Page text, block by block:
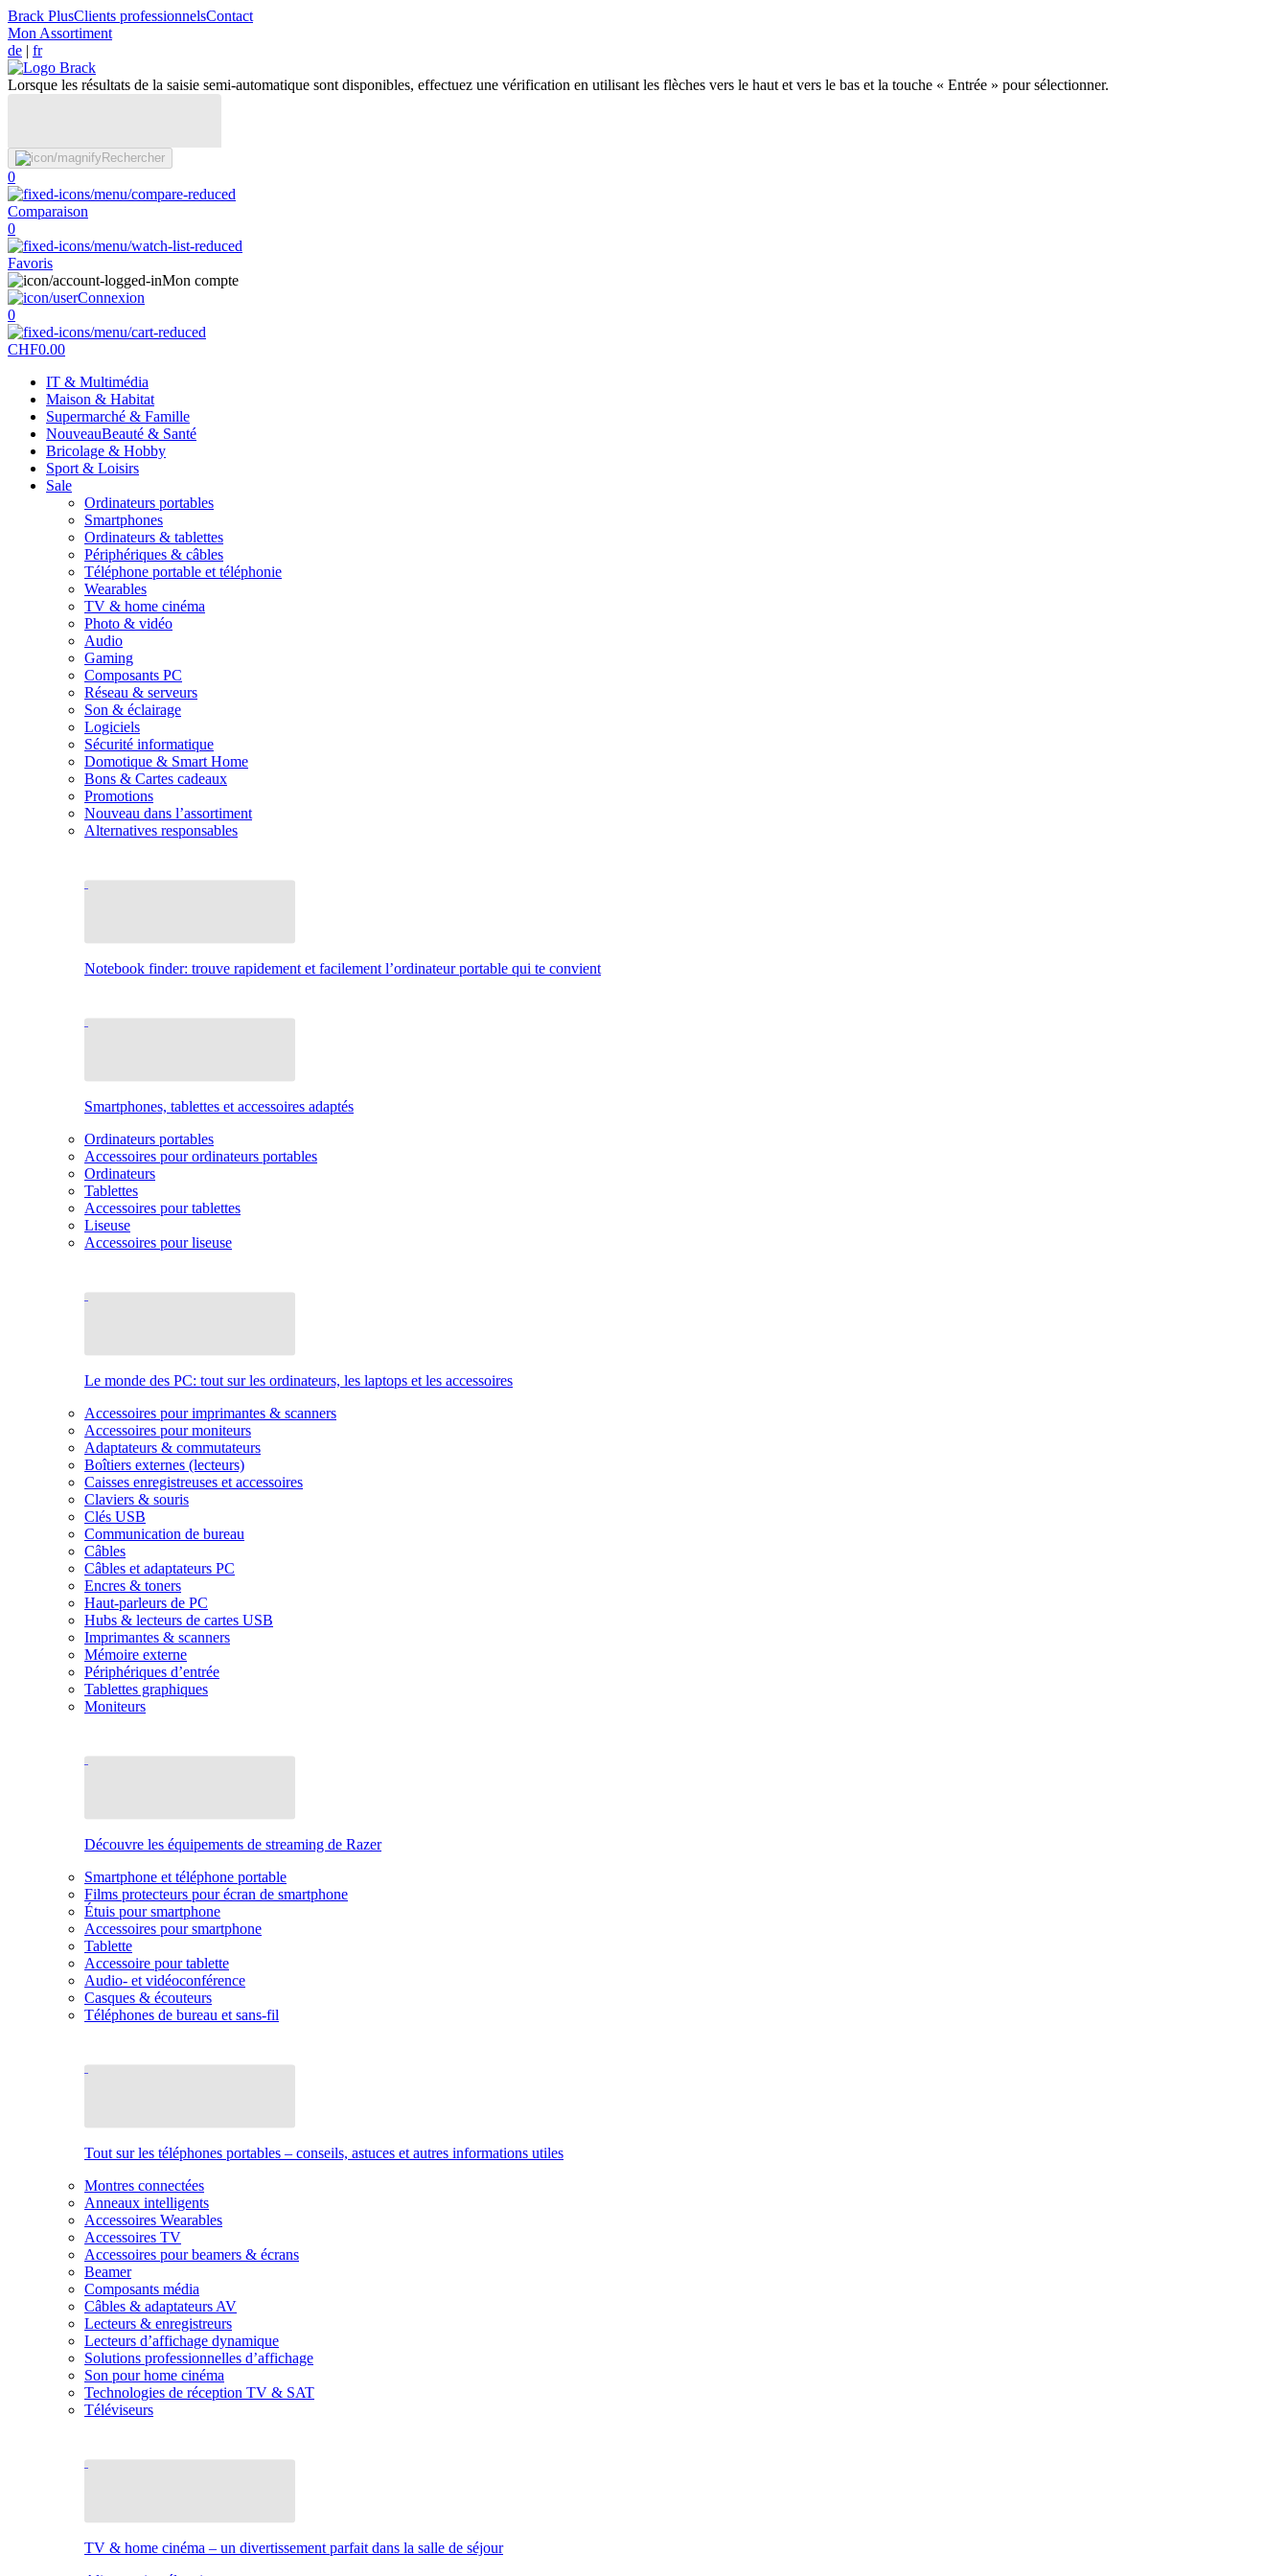
Brack PlusClients professionnelsContact
Mon Assortiment
de | fr
Lorsque les résultats de la saisie semi-automatique sont disponibles, effectuez une vérification en utilisant les flèches vers le haut et vers le bas et la touche « Entrée » pour sélectionner.
Rechercher
0
Comparaison
0
Favoris
Mon compte
Connexion
0
CHF0.00
IT & Multimédia
Maison & Habitat
Supermarché & Famille
NouveauBeauté & Santé
Bricolage & Hobby
Sport & Loisirs
Sale
Ordinateurs portables
Smartphones
Ordinateurs & tablettes
Périphériques & câbles
Téléphone portable et téléphonie
Wearables
TV & home cinéma
Photo & vidéo
Audio
Gaming
Composants PC
Réseau & serveurs
Son & éclairage
Logiciels
Sécurité informatique
Domotique & Smart Home
Bons & Cartes cadeaux
Promotions
Nouveau dans l’assortiment
Alternatives responsables
Notebook finder: trouve rapidement et facilement l’ordinateur portable qui te convient
Smartphones, tablettes et accessoires adaptés
Ordinateurs portables
Accessoires pour ordinateurs portables
Ordinateurs
Tablettes
Accessoires pour tablettes
Liseuse
Accessoires pour liseuse
Le monde des PC: tout sur les ordinateurs, les laptops et les accessoires
Accessoires pour imprimantes & scanners
Accessoires pour moniteurs
Adaptateurs & commutateurs
Boîtiers externes (lecteurs)
Caisses enregistreuses et accessoires
Claviers & souris
Clés USB
Communication de bureau
Câbles
Câbles et adaptateurs PC
Encres & toners
Haut-parleurs de PC
Hubs & lecteurs de cartes USB
Imprimantes & scanners
Mémoire externe
Périphériques d’entrée
Tablettes graphiques
Moniteurs
Découvre les équipements de streaming de Razer
Smartphone et téléphone portable
Films protecteurs pour écran de smartphone
Étuis pour smartphone
Accessoires pour smartphone
Tablette
Accessoire pour tablette
Audio- et vidéoconférence
Casques & écouteurs
Téléphones de bureau et sans-fil
Tout sur les téléphones portables – conseils, astuces et autres informations utiles
Montres connectées
Anneaux intelligents
Accessoires Wearables
Accessoires TV
Accessoires pour beamers & écrans
Beamer
Composants média
Câbles & adaptateurs AV
Lecteurs & enregistreurs
Lecteurs d’affichage dynamique
Solutions professionnelles d’affichage
Son pour home cinéma
Technologies de réception TV & SAT
Téléviseurs
TV & home cinéma – un divertissement parfait dans la salle de séjour